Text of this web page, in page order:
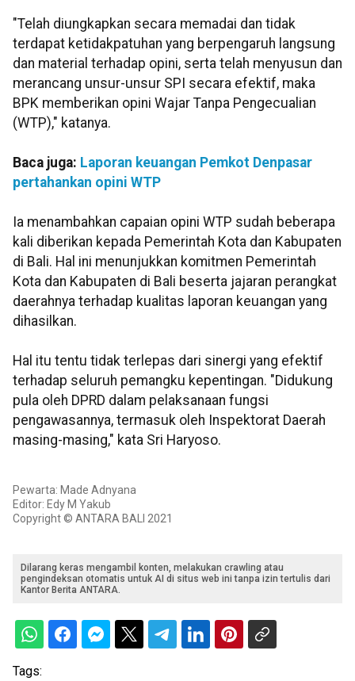
"Telah diungkapkan secara memadai dan tidak
terdapat ketidakpatuhan yang berpengaruh langsung
dan material terhadap opini, serta telah menyusun dan
merancang unsur-unsur SPI secara efektif, maka
BPK memberikan opini Wajar Tanpa Pengecualian
(WTP)," katanya.
Baca juga: Laporan keuangan Pemkot Denpasar
pertahankan opini WTP
Ia menambahkan capaian opini WTP sudah beberapa
kali diberikan kepada Pemerintah Kota dan Kabupaten
di Bali. Hal ini menunjukkan komitmen Pemerintah
Kota dan Kabupaten di Bali beserta jajaran perangkat
daerahnya terhadap kualitas laporan keuangan yang
dihasilkan.
Hal itu tentu tidak terlepas dari sinergi yang efektif
terhadap seluruh pemangku kepentingan. "Didukung
pula oleh DPRD dalam pelaksanaan fungsi
pengawasannya, termasuk oleh Inspektorat Daerah
masing-masing," kata Sri Haryoso.
Pewarta: Made Adnyana
Editor: Edy M Yakub
Copyright © ANTARA BALI 2021
Dilarang keras mengambil konten, melakukan crawling atau
pengindeksan otomatis untuk AI di situs web ini tanpa izin tertulis dari
Kantor Berita ANTARA.
Tags: